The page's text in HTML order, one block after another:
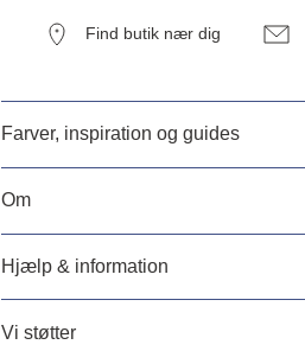
Find butik nær dig
Farver, inspiration og guides
Om
Hjælp & information
Vi støtter